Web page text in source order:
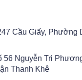
Cầu Giấy, Phường
56 Nguyễn Tri
Thanh Khê